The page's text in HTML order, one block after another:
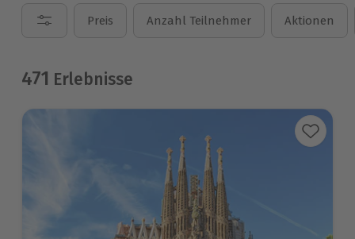
Preis Anzahl Teilnehmer Aktionen
471 Erlebnisse